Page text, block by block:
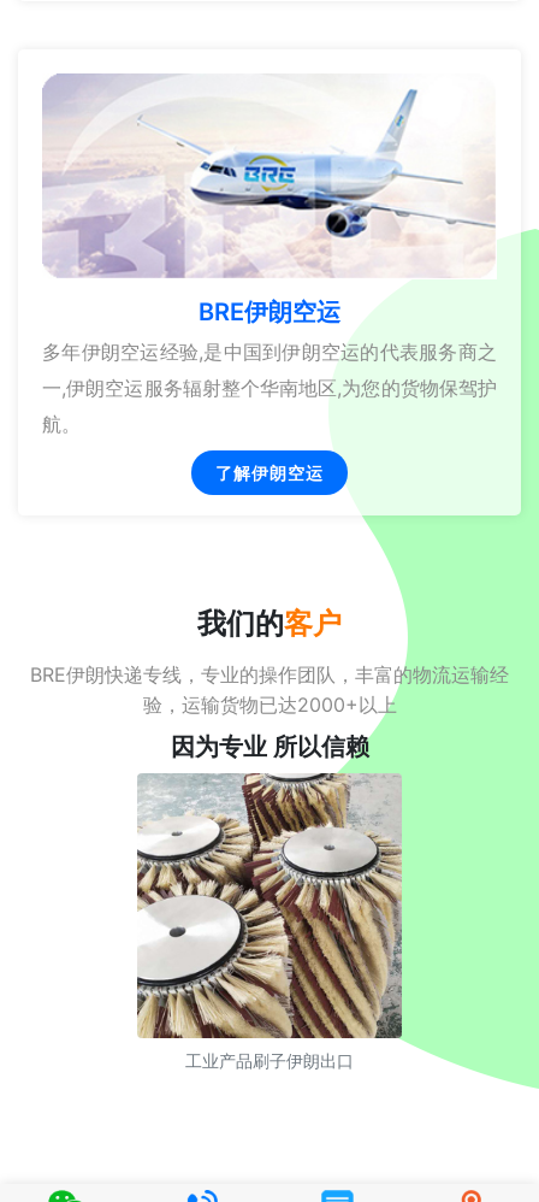
BRE伊朗空运
多年伊朗空运经验,是中国到伊朗空运的代表服务商之
一,伊朗空运服务辐射整个华南地区,为您的货物保驾护
航。
了解伊朗空运
我们的客户
BRE伊朗快递专线，专业的操作团队，丰富的物流运输经
验，运输货物已达2000+以上
因为专业 所以信赖
工业产品刷子伊朗出口